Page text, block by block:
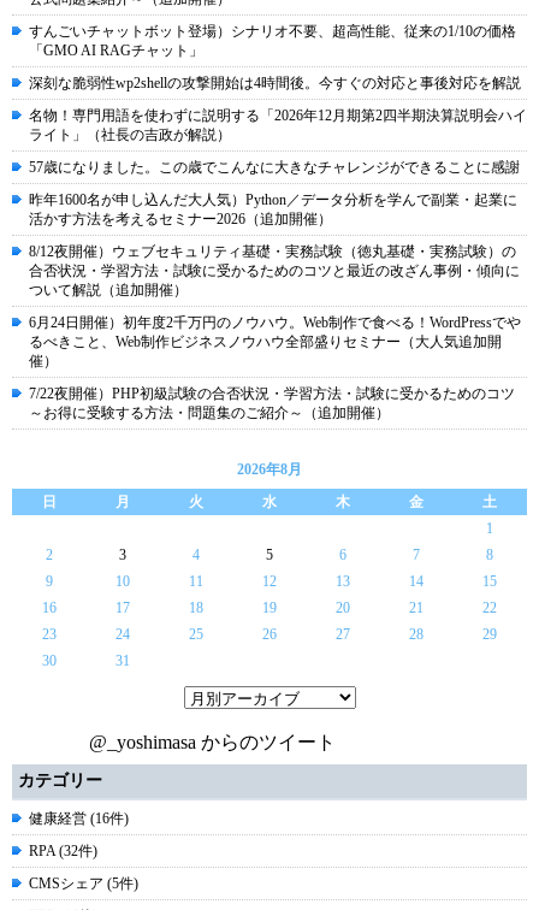
すんごいチャットボット登場）シナリオ不要、超高性能、従来の1/10の価格
「GMO AI RAGチャット」
深刻な脆弱性wp2shellの攻撃開始は4時間後。今すぐの対応と事後対応を解説
名物！専門用語を使わずに説明する「2026年12月期第2四半期決算説明会ハイ
ライト」（社長の吉政が解説）
57歳になりました。この歳でこんなに大きなチャレンジができることに感謝
昨年1600名が申し込んだ大人気）Python／データ分析を学んで副業・起業に
活かす方法を考えるセミナー2026（追加開催）
8/12夜開催）ウェブセキュリティ基礎・実務試験（徳丸基礎・実務試験）の
合否状況・学習方法・試験に受かるためのコツと最近の改ざん事例・傾向に
ついて解説（追加開催）
6月24日開催）初年度2千万円のノウハウ。Web制作で食べる！WordPressでや
るべきこと、Web制作ビジネスノウハウ全部盛りセミナー（大人気追加開
催）
7/22夜開催）PHP初級試験の合否状況・学習方法・試験に受かるためのコツ
～お得に受験する方法・問題集のご紹介～（追加開催）
2026年8月
日
月 火 水 木 金
土
1
2
3 4 5 6 7
8
9
10 11 12 13 14
15
16
17 18 19 20 21
22
23
24 25 26 27 28
29
30
31
@_yoshimasa からのツイート
カテゴリー
健康経営 (16件)
RPA (32件)
CMSシェア (5件)